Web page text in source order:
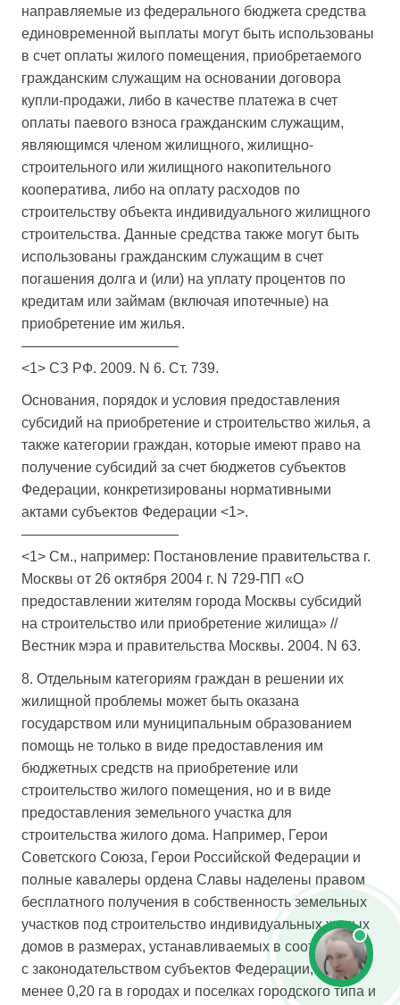
направляемые из федерального бюджета средства
единовременной выплаты могут быть использованы
в счет оплаты жилого помещения, приобретаемого
гражданским служащим на основании договора
купли-продажи, либо в качестве платежа в счет
оплаты паевого взноса гражданским служащим,
являющимся членом жилищного, жилищно-
строительного или жилищного накопительного
кооператива, либо на оплату расходов по
строительству объекта индивидуального жилищного
строительства. Данные средства также могут быть
использованы гражданским служащим в счет
погашения долга и (или) на уплату процентов по
кредитам или займам (включая ипотечные) на
приобретение им жилья.
———————————
<1> СЗ РФ. 2009. N 6. Ст. 739.
Основания, порядок и условия предоставления
субсидий на приобретение и строительство жилья, а
также категории граждан, которые имеют право на
получение субсидий за счет бюджетов субъектов
Федерации, конкретизированы нормативными
актами субъектов Федерации <1>.
———————————
<1> См., например: Постановление правительства г.
Москвы от 26 октября 2004 г. N 729-ПП «О
предоставлении жителям города Москвы субсидий
на строительство или приобретение жилища» //
Вестник мэра и правительства Москвы. 2004. N 63.
8. Отдельным категориям граждан в решении их
жилищной проблемы может быть оказана
государством или муниципальным образованием
помощь не только в виде предоставления им
бюджетных средств на приобретение или
строительство жилого помещения, но и в виде
предоставления земельного участка для
строительства жилого дома. Например, Герои
Советского Союза, Герои Российской Федерации и
полные кавалеры ордена Славы наделены правом
бесплатного получения в собственность земельных
участков под строительство индивидуальных жилых
домов в размерах, устанавливаемых в соответствии
с законодательством субъектов Федерации, но не
менее 0,20 га в городах и поселках городского типа и